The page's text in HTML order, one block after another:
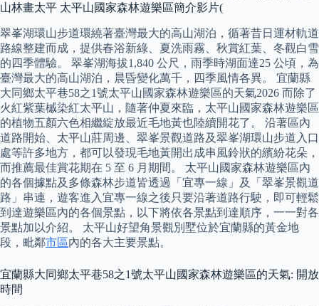
山林畫太平 太平山國家森林遊樂區簡介影片(
翠峯湖環山步道環繞著臺灣最大的高山湖泊，循著昔日運材軌道
路線整建而成，提供春浴新綠、夏洗雨霧、秋賞紅葉、冬觀白雪
的四季體驗。 翠峯湖海拔1,840 公尺，雨季時湖面達25 公頃，為
臺灣最大的高山湖泊，晨昏變化萬千，四季風情各異。 宜蘭縣
大同鄉太平巷58之1號太平山國家森林遊樂區的天氣2026 而除了
火紅紫葉槭染紅太平山，隨著仲夏來臨，太平山國家森林遊樂區
的植物五顏六色相繼綻放最近毛地黃也陸續開花了。 沿著區內
道路開始、太平山莊周邊、翠峯景觀道路及翠峯湖環山步道入口
處等許多地方，都可以發現毛地黃開出成串風鈴狀的繽紛花朵，
而推薦最佳賞花期在 5 至 6 月期間。 太平山國家森林遊樂區內
的各個據點及多條森林步道皆透過「宜專一線」及「翠峯景觀道
路」串連，遊客進入宜專一線之後只要沿著道路行駛，即可輕鬆
到達遊樂區內的各個景點，以下將依各景點到達順序，一一對各
景點加以介紹。 太平山好望角景觀別墅位於宜蘭縣的黃金地
段，毗鄰市區內的各大主要景點。
宜蘭縣大同鄉太平巷58之1號太平山國家森林遊樂區的天氣: 開放
時間